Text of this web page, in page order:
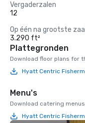
Vergaderzalen
12
Op één na grootste zaal
3.290 ft²
Plattegronden
Download floor plans for
Hyatt Centric
Menu's
Download catering
Hyatt Centric